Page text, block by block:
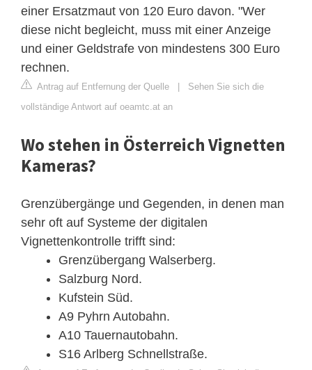
einer Ersatzmaut von 120 Euro davon. "Wer
diese nicht begleicht, muss mit einer Anzeige
und einer Geldstrafe von mindestens 300 Euro
rechnen.
Antrag auf Entfernung der Quelle | Sehen Sie sich die
vollständige Antwort auf oeamtc.at an
Wo stehen in Österreich Vignetten
Kameras?
Grenzübergänge und Gegenden, in denen man
sehr oft auf Systeme der digitalen
Vignettenkontrolle trifft sind:
Grenzübergang Walserberg.
Salzburg Nord.
Kufstein Süd.
A9 Pyhrn Autobahn.
A10 Tauernautobahn.
S16 Arlberg Schnellstraße.